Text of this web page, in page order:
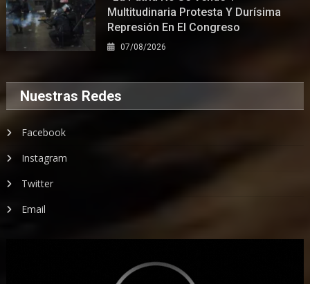
Multitudinaria Protesta Y Durísima
Represión En El Congreso
07/08/2026
Nuestras Redes
Facebook
Instagram
Twitter
Email